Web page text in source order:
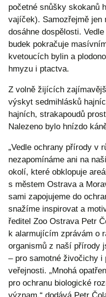
početné snůšky skokanů
vajíček). Samozřejmě jen
dosáhne dospělosti.
budek pokračuje
kvetoucích bylin a
hmyzu i ptactva.
Z volně žijících
výskyt sedmihlásků
hajních, strakapoudů
Nalezeno bylo hnízdo
„Vedle ochrany přírody v
nezapomínáme ani na
okolí, které obklopuje
s městem Ostrava a
sami zapojujeme do
snažíme inspirovat a
ředitel Zoo Ostrava Petr
k alarmujícím zprávám o
organismů z naší přírody
– pro samotné živočichy i
veřejnosti. „Mnohá
pro ochranu biologické